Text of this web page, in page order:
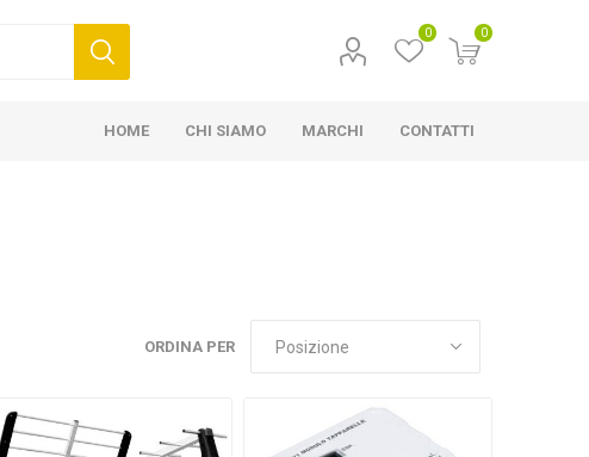
0 0
HOME CHI SIAMO MARCHI CONTATTI
ORDINA PER